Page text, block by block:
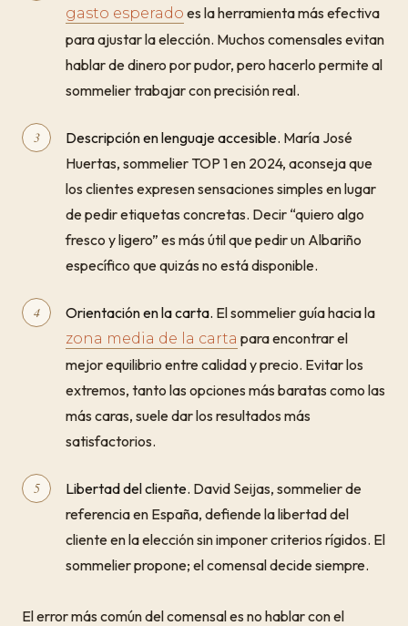
gasto esperado es la herramienta más efectiva
para ajustar la elección. Muchos comensales evitan
hablar de dinero por pudor, pero hacerlo permite al
sommelier trabajar con precisión real.
Descripción en lenguaje accesible. María José
Huertas, sommelier TOP 1 en 2024, aconseja que
los clientes expresen sensaciones simples en lugar
de pedir etiquetas concretas. Decir “quiero algo
fresco y ligero” es más útil que pedir un Albariño
específico que quizás no está disponible.
Orientación en la carta. El sommelier guía hacia la
zona media de la carta para encontrar el
mejor equilibrio entre calidad y precio. Evitar los
extremos, tanto las opciones más baratas como las
más caras, suele dar los resultados más
satisfactorios.
Libertad del cliente. David Seijas, sommelier de
referencia en España, defiende la libertad del
cliente en la elección sin imponer criterios rígidos. El
sommelier propone; el comensal decide siempre.
El error más común del comensal es no hablar con el